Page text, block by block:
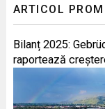
ARTICOL
Bilanț 2025:
raportează